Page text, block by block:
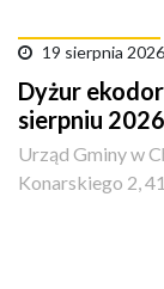
19 sierpnia
Dyżur
sierpniu
Urząd Gminy w
Konarskiego 2,